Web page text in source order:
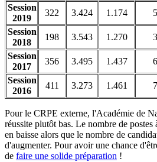
Session
2019
322 3.424 1.174
Session
2018
198 3.543 1.270
Session
2017
356 3.495 1.437
Session
2016
411 3.273 1.461
Pour le CRPE externe, l'Académie de
réussite plutôt bas. Le nombre de
en baisse alors que le nombre de
d'augmenter. Pour avoir une chance
de faire une solide préparation !